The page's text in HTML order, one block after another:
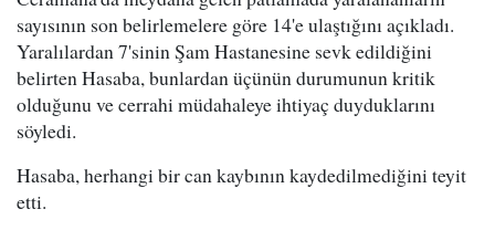
sayısının son belirlemelere göre 14'e ulaştığını açıkladı.
Yaralılardan 7'sinin Şam Hastanesine sevk edildiğini
belirten Hasaba, bunlardan üçünün durumunun kritik
olduğunu ve cerrahi müdahaleye ihtiyaç duyduklarını
söyledi.
Hasaba, herhangi bir can kaybının kaydedilmediğini teyit
etti.